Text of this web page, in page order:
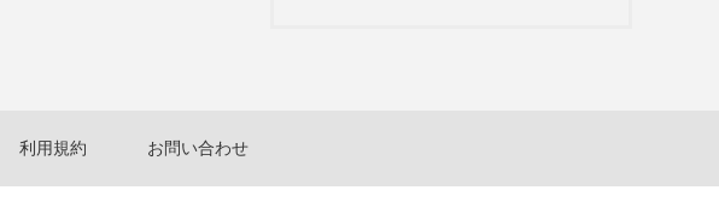
利用規約 お問い合わせ